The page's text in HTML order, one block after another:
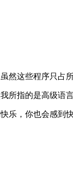
然这些程序只占所
所指的是高级语
乐，你也会感到